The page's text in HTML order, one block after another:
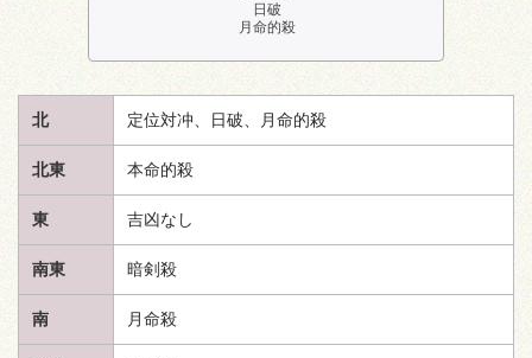
日破
月命的殺
北 定位対冲、日破、月命的殺
北東 本命的殺
東 吉凶なし
南東 暗剣殺
南 月命殺